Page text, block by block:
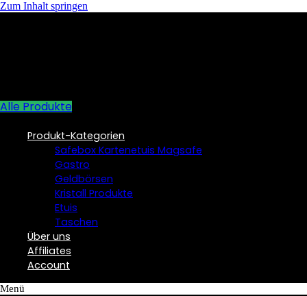
Zum Inhalt springen
Alle Produkte
Produkt-Kategorien
Safebox Kartenetuis Magsafe
Gastro
Geldbörsen
Kristall Produkte
Etuis
Taschen
Über uns
Affiliates
Account
Menü